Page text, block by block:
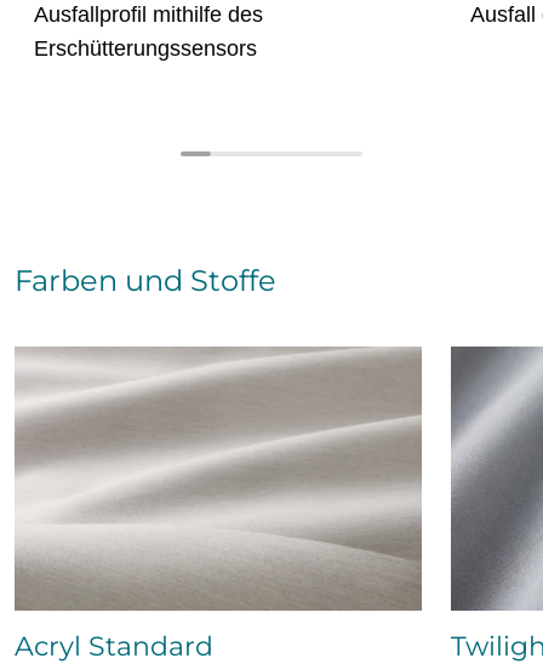
Ausfallprofil mithilfe des
Erschütterungssensors
Ausfall
Farben und Stoffe
Acryl Standard